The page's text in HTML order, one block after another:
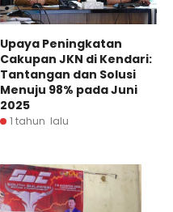
Upaya Peningkatan
Cakupan JKN di Kendari:
Tantangan dan Solusi
Menuju 98% pada Juni
2025
1 tahun lalu